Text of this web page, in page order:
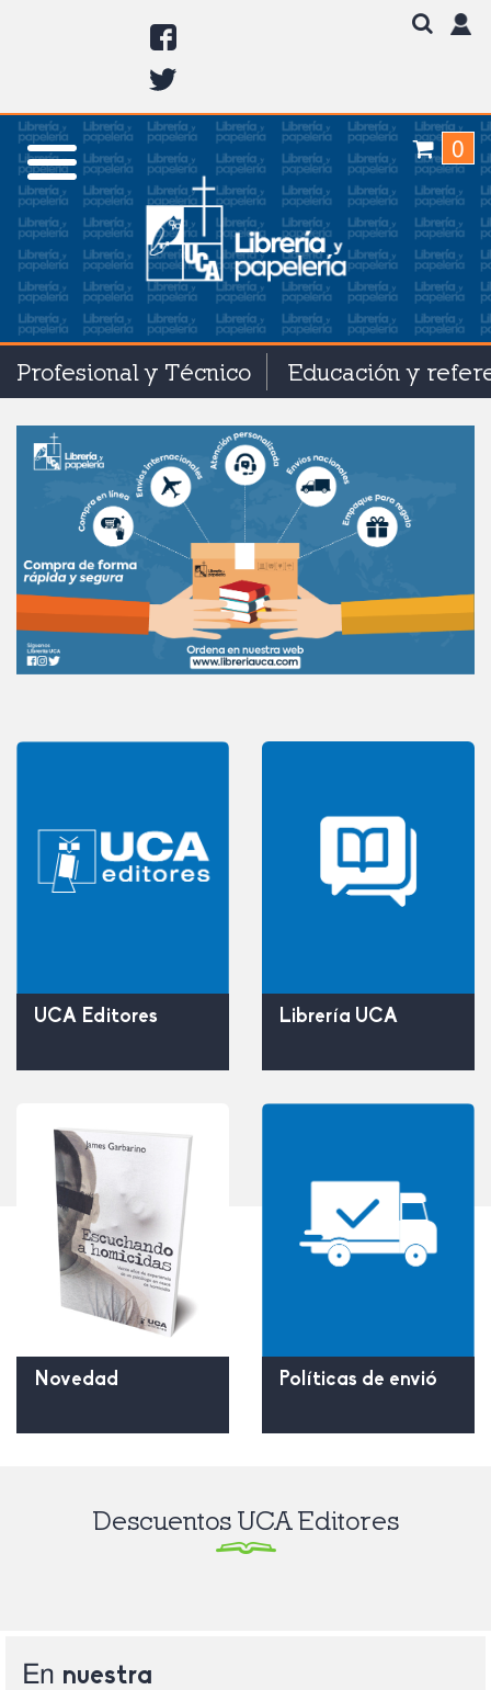
0
Profesional y Técnico Educación y
UCA Editores Librería UCA
Novedad Políticas de envió
Descuentos UCA Editores
En nuestra